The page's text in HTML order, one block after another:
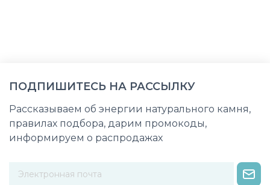
ПОДПИШИТЕСЬ НА РАССЫЛКУ
Рассказываем об энергии натурального камня,
правилах подбора, дарим промокоды,
информируем о распродажах